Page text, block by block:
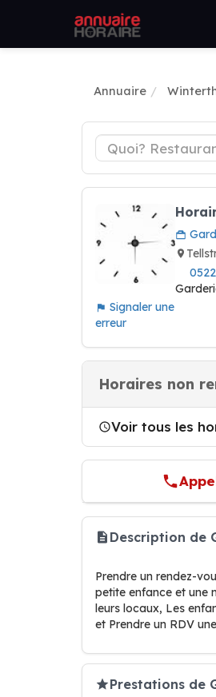
Annuaire
Signaler une
erreur
Horaires non
Voir tous les
Description de
Prendre un rendez-
petite enfance et une
leurs locaux, Les
et Prendre un RDV
Prestations de